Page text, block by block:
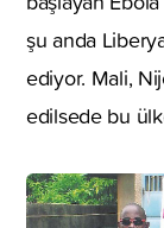
şu anda
ediyor. Mali,
edilsede bu